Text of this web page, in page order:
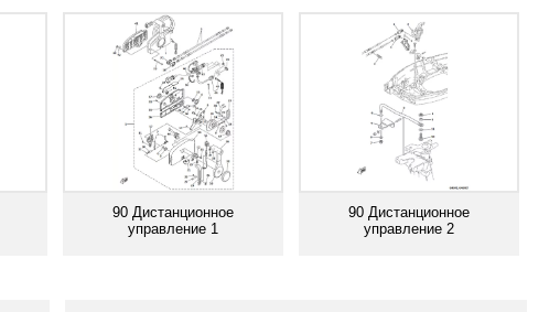
90 Дистанционное
управление 1
90 Дистанционное
управление 2